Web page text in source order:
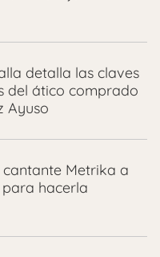
detalla las claves
del ático comprado
Ayuso
Metrika a
hacerla